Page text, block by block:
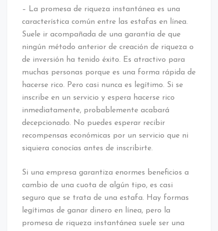
– La promesa de riqueza instantánea es una
característica común entre las estafas en línea.
Suele ir acompañada de una garantía de que
ningún método anterior de creación de riqueza o
de inversión ha tenido éxito. Es atractivo para
muchas personas porque es una forma rápida de
hacerse rico. Pero casi nunca es legítimo. Si se
inscribe en un servicio y espera hacerse rico
inmediatamente, probablemente acabará
decepcionado. No puedes esperar recibir
recompensas económicas por un servicio que ni
siquiera conocías antes de inscribirte.
Si una empresa garantiza enormes beneficios a
cambio de una cuota de algún tipo, es casi
seguro que se trata de una estafa. Hay formas
legítimas de ganar dinero en línea, pero la
promesa de riqueza instantánea suele ser una